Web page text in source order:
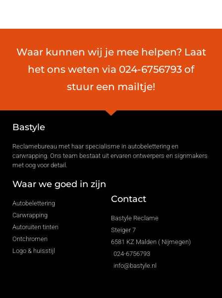
Waar kunnen wij je mee helpen? Laat
het ons weten via 024-6756793 of
stuur een mailtje!
Bastyle
Reclamebureau met haar specialisme in autobelettering en
carwrapping. Ons team bestaat uit ervaren ontwerpers en signmakers
met oog voor detail.
Waar we goed in zijn
Autobelettering
Carwrapping
Autoruiten tinten
Ontchromen
Logo & huisstijl
Contact
Bastyle Reclame
Steiger 7
6581 KZ Malden ( Nijmegen)
024-6756793
info@bastyle.nl